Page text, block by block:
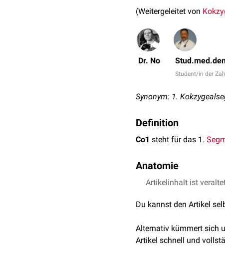
(Weitergeleitet von
Dr. No
Student/in der
Synonym: 1.
Definition
Co1 steht für das 1.
Anatomie
Das 1.
Artikelinhalt ist
Du kannst den Artikel
Alternativ kümmert sich
Artikel schnell und